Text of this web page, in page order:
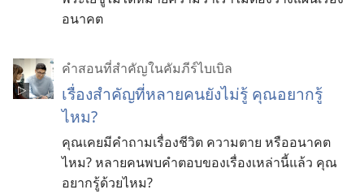
อนาคต
คำสอนที่สำคัญในคัมภีร์ไบเบิล
เรื่อง​สำคัญ​ที่​หลาย​คน​ยัง​ไม่​รู้ คุณ​อยาก​รู้​
ไหม?
คุณ​เคย​มี​คำ​ถาม​เรื่อง​ชีวิต ความ​ตาย หรือ​อนาคต​
ไหม? หลาย​คน​พบ​คำ​ตอบ​ของ​เรื่อง​เหล่า​นี้​แล้ว คุณ​
อยาก​รู้​ด้วย​ไหม?